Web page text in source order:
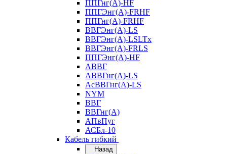
ППГнг(А)-HF
ППГЭнг(А)-FRHF
ППГнг(А)-FRHF
ВВГЭнг(А)-LS
ВВГЭнг(А)-LSLTx
ВВГЭнг(А)-FRLS
ППГЭнг(А)-HF
АВВГ
АВВГнг(А)-LS
АсВВГнг(А)-LS
NYM
ВВГ
ВВГнг(А)
АПвПуг
АСБл-10
Кабель гибкий
Назад